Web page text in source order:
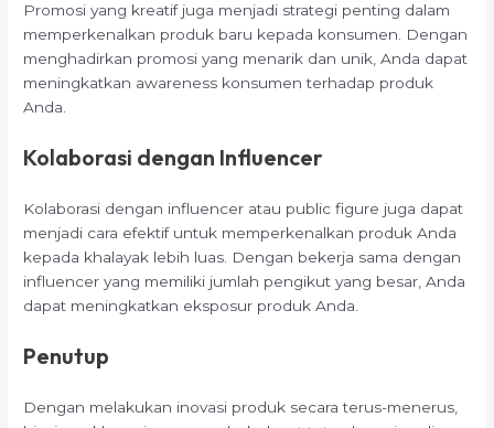
Promosi yang kreatif juga menjadi strategi penting dalam
memperkenalkan produk baru kepada konsumen. Dengan
menghadirkan promosi yang menarik dan unik, Anda dapat
meningkatkan awareness konsumen terhadap produk
Anda.
Kolaborasi dengan Influencer
Kolaborasi dengan influencer atau public figure juga dapat
menjadi cara efektif untuk memperkenalkan produk Anda
kepada khalayak lebih luas. Dengan bekerja sama dengan
influencer yang memiliki jumlah pengikut yang besar, Anda
dapat meningkatkan eksposur produk Anda.
Penutup
Dengan melakukan inovasi produk secara terus-menerus,